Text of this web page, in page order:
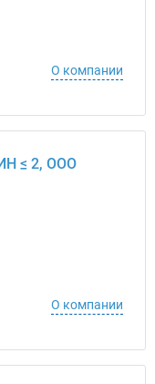
О компании
≤ 2, ООО
О компании